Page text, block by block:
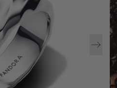
media
1
in
gallery
view